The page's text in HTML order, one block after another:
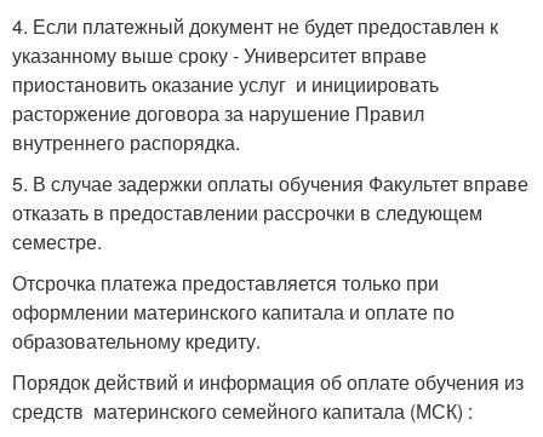
4. Если платежный документ не будет предоставлен к
указанному выше сроку - Университет вправе
приостановить оказание услуг и инициировать
расторжение договора за нарушение Правил
внутреннего распорядка.
5. В случае задержки оплаты обучения Факультет вправе
отказать в предоставлении рассрочки в следующем
семестре.
Отсрочка платежа предоставляется только при
оформлении материнского капитала и оплате по
образовательному кредиту.
Порядок действий и информация об оплате обучения из
средств материнского семейного капитала (МСК) :